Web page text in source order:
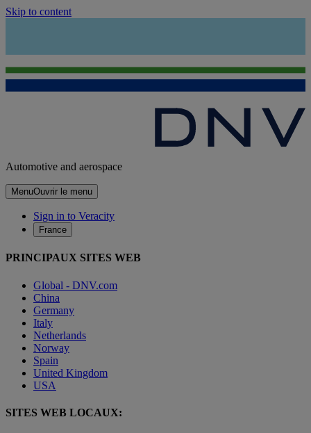
Skip to content
Automotive and aerospace
MenuOuvrir le menu
Sign in to Veracity
France
PRINCIPAUX SITES WEB
Global - DNV.com
China
Germany
Italy
Netherlands
Norway
Spain
United Kingdom
USA
SITES WEB LOCAUX: